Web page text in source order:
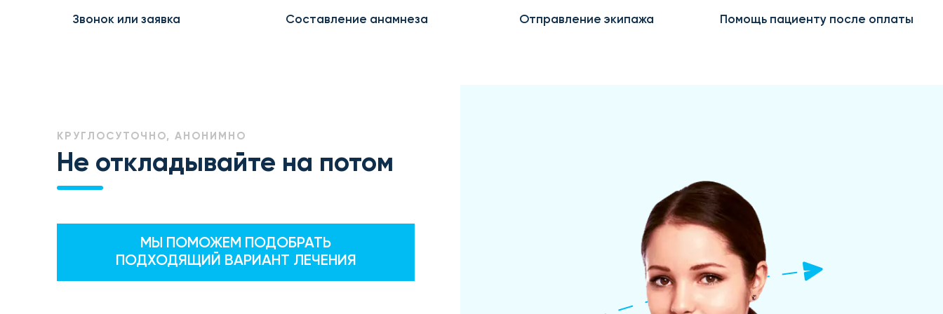
Звонок или заявка Составление анамнеза Отправление экипажа Помощь пациенту после оплаты
КРУГЛОСУТОЧНО, АНОНИМНО
Не откладывайте на потом
МЫ ПОМОЖЕМ ПОДОБРАТЬ
ПОДХОДЯЩИЙ ВАРИАНТ ЛЕЧЕНИЯ